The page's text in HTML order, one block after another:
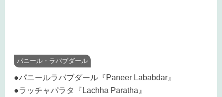
パニール・ラバブダール
●パニールラバブダール『Paneer Lababdar』
●ラッチャパラタ『Lachha Paratha』